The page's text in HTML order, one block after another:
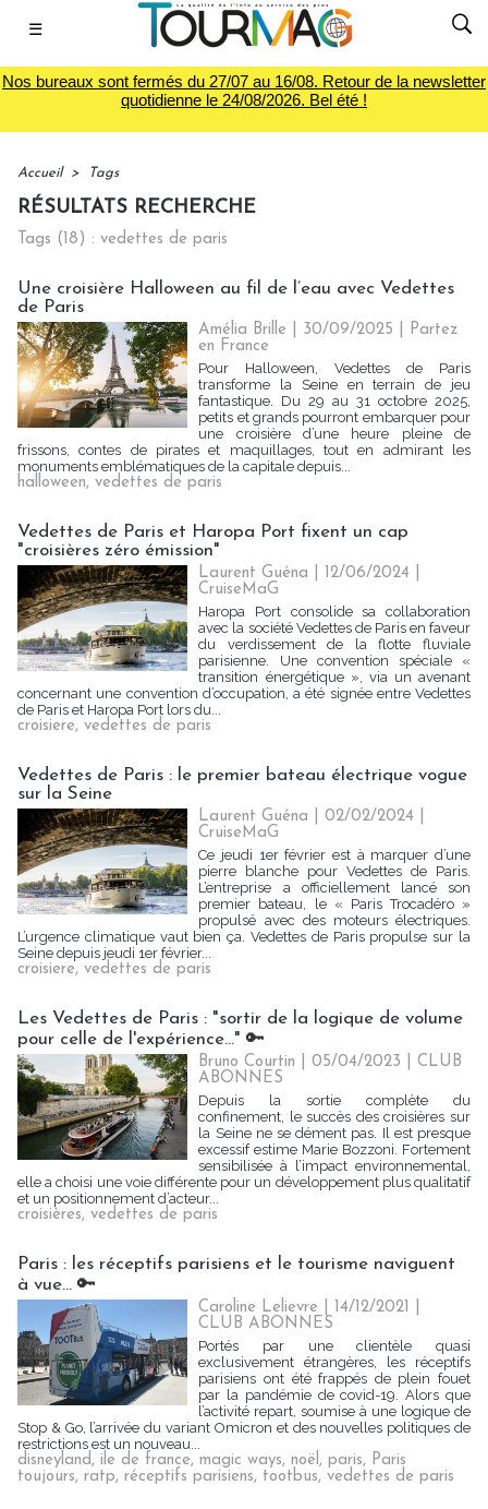
☰
Nos bureaux sont fermés du 27/07 au 16/08. Retour de la newsletter
quotidienne le 24/08/2026. Bel été !
Accueil > Tags
RÉSULTATS RECHERCHE
Tags (18) : vedettes de paris
Une croisière Halloween au fil de l’eau avec Vedettes
de Paris
Amélia Brille | 30/09/2025
Partez
en France
Pour Halloween, Vedettes de Paris
transforme la Seine en terrain de jeu
fantastique. Du 29 au 31 octobre 2025,
petits et grands pourront embarquer pour
une croisière d’une heure pleine de
frissons, contes de pirates et maquillages, tout en admirant les
monuments emblématiques de la capitale depuis...
halloween, vedettes de paris
Vedettes de Paris et Haropa Port fixent un cap
"croisières zéro émission"
Laurent Guéna | 12/06/2024
CruiseMaG
Haropa Port consolide sa collaboration
avec la société Vedettes de Paris en faveur
du verdissement de la flotte fluviale
parisienne. Une convention spéciale «
transition énergétique », via un avenant
concernant une convention d’occupation, a été signée entre Vedettes
de Paris et Haropa Port lors du...
croisiere, vedettes de paris
Vedettes de Paris : le premier bateau électrique vogue
sur la Seine
Laurent Guéna | 02/02/2024
CruiseMaG
Ce jeudi 1er février est à marquer d’une
pierre blanche pour Vedettes de Paris.
L’entreprise a officiellement lancé son
premier bateau, le « Paris Trocadéro »
propulsé avec des moteurs électriques.
L’urgence climatique vaut bien ça. Vedettes de Paris propulse sur la
Seine depuis jeudi 1er février...
croisiere, vedettes de paris
Les Vedettes de Paris : "sortir de la logique de volume
pour celle de l'expérience..." 🔑
Bruno Courtin | 05/04/2023 |CLUB
ABONNES
Depuis la sortie complète du
confinement, le succès des croisières sur
la Seine ne se dément pas. Il est presque
excessif estime Marie Bozzoni. Fortement
sensibilisée à l’impact environnemental,
elle a choisi une voie différente pour un développement plus qualitatif
et un positionnement d’acteur...
croisières, vedettes de paris
Paris : les réceptifs parisiens et le tourisme naviguent
à vue... 🔑
Caroline Lelievre | 14/12/2021
CLUB ABONNES
Portés par une clientèle quasi
exclusivement étrangères, les réceptifs
parisiens ont été frappés de plein fouet
par la pandémie de covid-19. Alors que
l’activité repart, soumise à une logique de
Stop & Go, l’arrivée du variant Omicron et des nouvelles politiques de
restrictions est un nouveau...
disneyland, ile de france, magic ways, noël, paris, Paris
toujours, ratp, réceptifs parisiens, tootbus, vedettes de paris